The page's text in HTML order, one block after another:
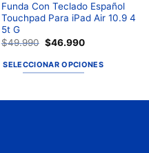
Funda Con Teclado Español
Touchpad Para iPad Air 10.9 4
5t G
$49.990 $46.990
SELECCIONAR OPCIONES